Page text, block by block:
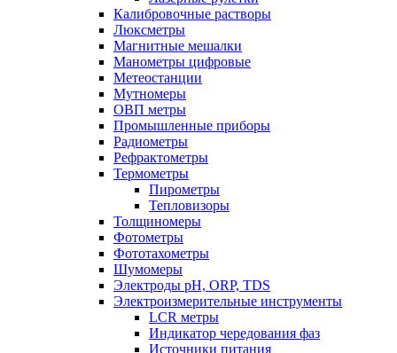
Калибровочные растворы
Люксметры
Магнитные мешалки
Манометры цифровые
Метеостанции
Мутномеры
ОВП метры
Промышленные приборы
Радиометры
Рефрактометры
Термометры
Пирометры
Тепловизоры
Толщиномеры
Фотометры
Фототахометры
Шумомеры
Электроды pH, ORP, TDS
Электроизмерительные инструменты
LCR метры
Индикатор чередования фаз
Источники питания